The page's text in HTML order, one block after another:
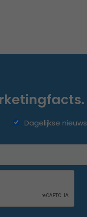
Dagelijkse